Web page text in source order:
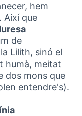
hem
Així que
de
Lilith, sinó el
humà, meitat
dos mons que
entendre's).